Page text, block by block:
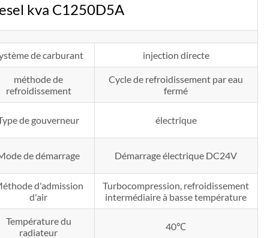
kva C1250D5A
de carburant injection directe
méthode de
refroidissement
Cycle de refroidissement par eau
fermé
de gouverneur électrique
de démarrage Démarrage électrique DC24V
d'admission
d'air
Turbocompression, refroidissement
intermédiaire à basse température
Température du
radiateur
40℃